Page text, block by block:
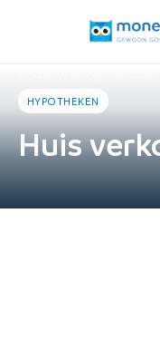
HYPOTHEKEN
Huis